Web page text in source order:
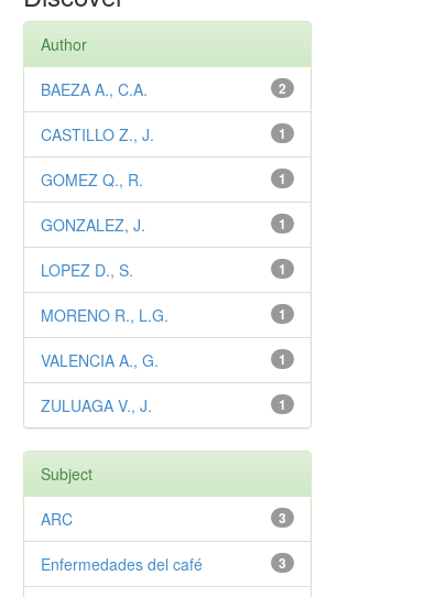
Author
2
BAEZA A., C.A.
1
CASTILLO Z., J.
1
GOMEZ Q., R.
1
GONZALEZ, J.
1
LOPEZ D., S.
1
MORENO R., L.G.
1
VALENCIA A., G.
1
ZULUAGA V., J.
Subject
3
ARC
3
Enfermedades del café